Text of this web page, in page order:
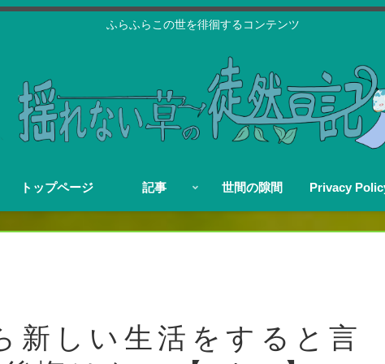
ふらふらこの世を徘徊するコンテンツ
トップページ 記事 世間の隙間 Privacy
新しい生活をすると言